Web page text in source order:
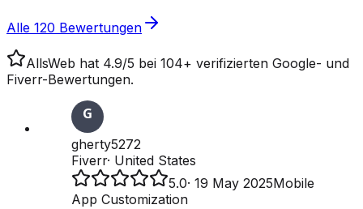
Alle 120 Bewertungen
AllsWeb hat 4.9/5 bei 104+ verifizierten Google- und
Fiverr-Bewertungen.
gherty5272
Fiverr· United States
5.0· 19 May 2025Mobile
App Customization